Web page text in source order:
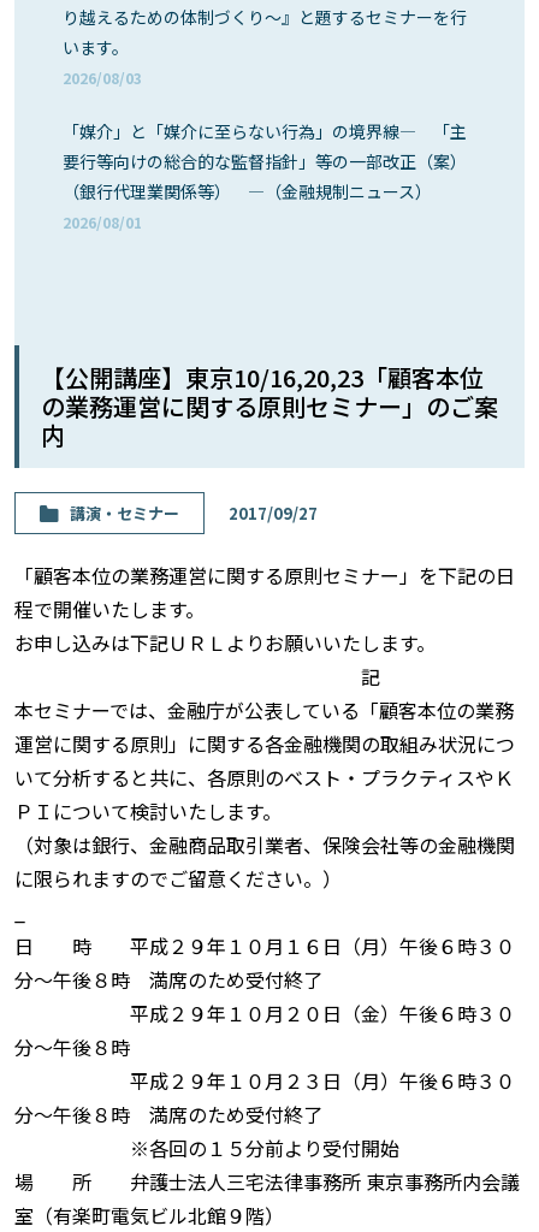
り越えるための体制づくり～』と題するセミナーを行
います。
2026/08/03
「媒介」と「媒介に至らない行為」の境界線― 「主
要行等向けの総合的な監督指針」等の一部改正（案）
（銀行代理業関係等） ―（金融規制ニュース）
2026/08/01
【公開講座】東京10/16,20,23「顧客本位
の業務運営に関する原則セミナー」のご案
内
講演・セミナー 2017/09/27
「顧客本位の業務運営に関する原則セミナー」を下記の日
程で開催いたします。
お申し込みは下記ＵＲＬよりお願いいたします。
記
本セミナーでは、金融庁が公表している「顧客本位の業務
運営に関する原則」に関する各金融機関の取組み状況につ
いて分析すると共に、各原則のベスト・プラクティスやＫ
ＰＩについて検討いたします。
（対象は銀行、金融商品取引業者、保険会社等の金融機関
に限られますのでご留意ください。）
日 時 平成２９年１０月１６日（月）午後６時３０
分〜午後８時 満席のため受付終了
平成２９年１０月２０日（金）午後６時３０
分〜午後８時
平成２９年１０月２３日（月）午後６時３０
分〜午後８時 満席のため受付終了
※各回の１５分前より受付開始
場 所 弁護士法人三宅法律事務所 東京事務所内会議
室（有楽町電気ビル北館９階）